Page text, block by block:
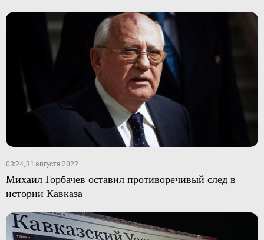
03:24, 31 августа 2022
Михаил Горбачев оставил противоречивый след в
истории Кавказа